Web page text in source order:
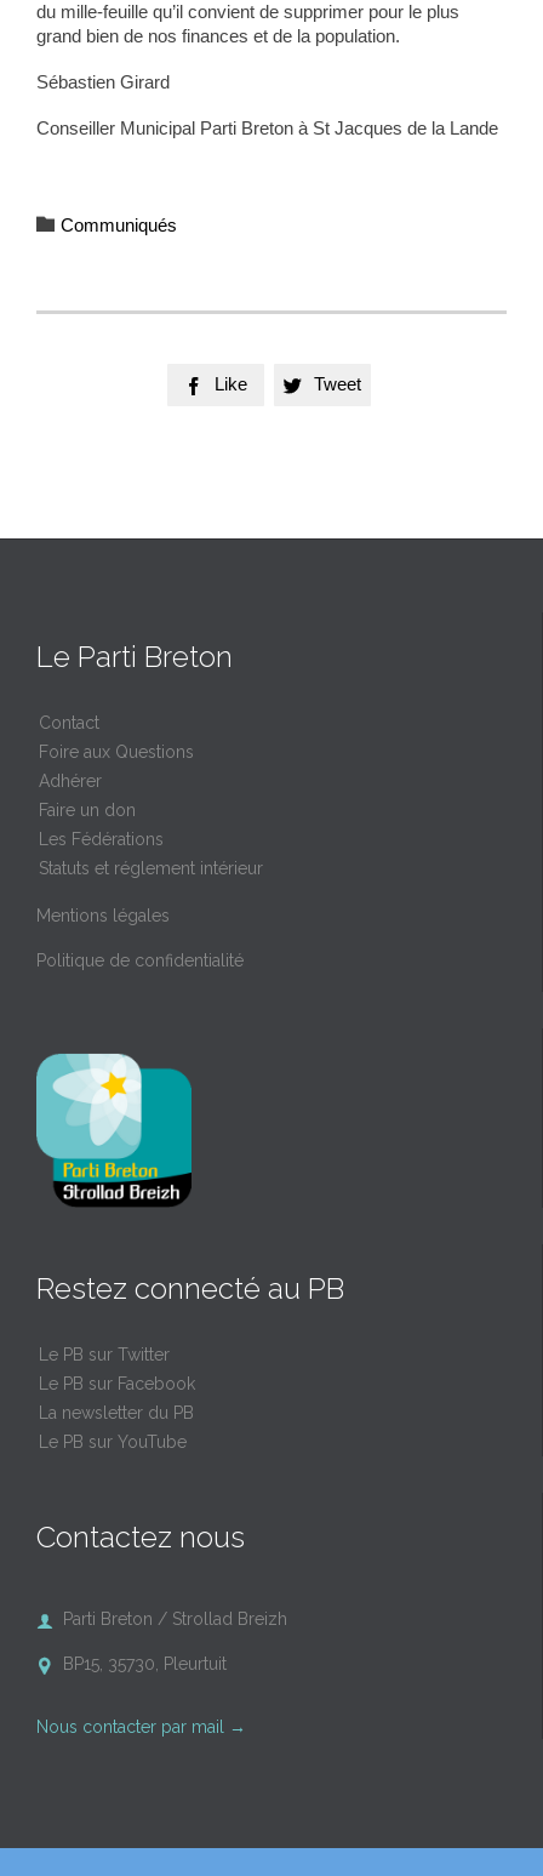
du mille-feuille qu’il convient de supprimer pour le plus
grand bien de nos finances et de la population.
Sébastien Girard
Conseiller Municipal Parti Breton à St Jacques de la Lande
 Category
Communiqués
 Like  Tweet
Le Parti Breton
Contact
Foire aux Questions
Adhérer
Faire un don
Les Fédérations
Statuts et réglement intérieur
Mentions légales
Politique de confidentialité
Restez connecté au PB
Le PB sur Twitter
Le PB sur Facebook
La newsletter du PB
Le PB sur YouTube
Contactez nous
 Parti Breton / Strollad Breizh
 BP15, 35730, Pleurtuit
Nous contacter par mail →